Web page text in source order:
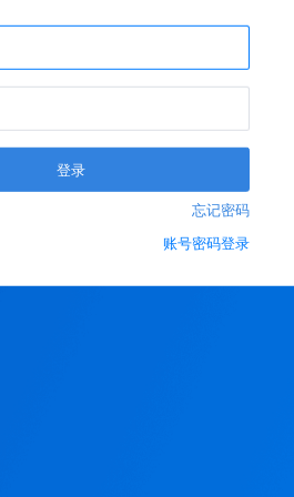
登录
忘记密码
账号密码登录